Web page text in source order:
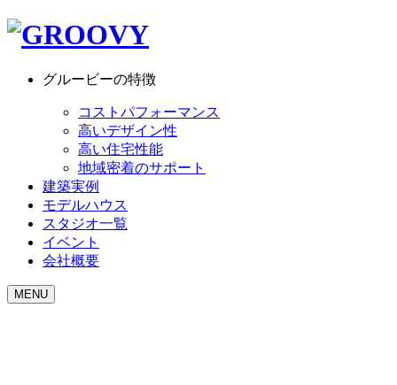
グルービーの特徴
コストパフォーマンス
高いデザイン性
高い住宅性能
地域密着のサポート
建築実例
モデルハウス
スタジオ一覧
イベント
会社概要
MENU